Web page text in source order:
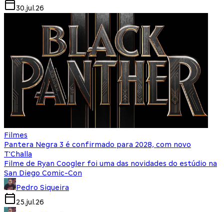
30.jul.26
Filmes
Pantera Negra 3 é confirmado para 2028, com novo
T'Challa
Filme de Ryan Coogler foi uma das novidades do estúdio na
San Diego Comic-Con
Pedro Siqueira
25.jul.26